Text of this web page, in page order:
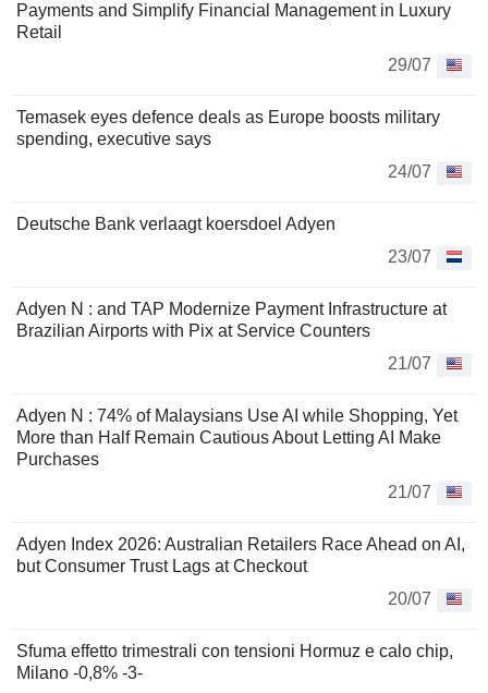
Payments and Simplify Financial Management in Luxury
Retail
29/07
Temasek eyes defence deals as Europe boosts military
spending, executive says
24/07
Deutsche Bank verlaagt koersdoel Adyen
23/07
Adyen N : and TAP Modernize Payment Infrastructure at
Brazilian Airports with Pix at Service Counters
21/07
Adyen N : 74% of Malaysians Use AI while Shopping, Yet
More than Half Remain Cautious About Letting AI Make
Purchases
21/07
Adyen Index 2026: Australian Retailers Race Ahead on AI,
but Consumer Trust Lags at Checkout
20/07
Sfuma effetto trimestrali con tensioni Hormuz e calo chip,
Milano -0,8% -3-